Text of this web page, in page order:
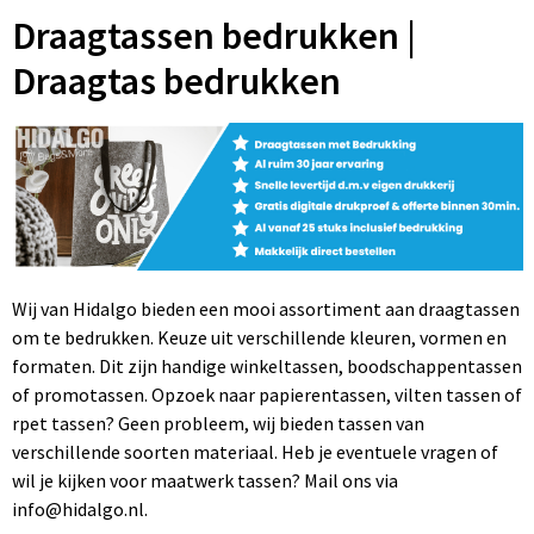
Opvouwbare tassen
Schoudertassen
Fietstassen
Heuptassen
Kledingtassen
Koeltassen en Koelboxen
Koffers, Trolleys en Reistassen
Laptop hoezen en tassen
Schoenentassen
Heupflessen
Badjassen
Overhemden
Broeken en Rokken
Caps, Hoeden en Mutsen
Handschoenen en Sjaals
Werkkleding
Regenkleding
Peuters en Baby's
Sokken
Klokken, horloges en weerstations
Paraplu's
Gezondheid en Persoonlijke verzorging
Reisbenodigdheden
Aanstekers
Kinderen, Peuters en Baby's
Textiel
Sleutelhangers
Vrije tijd en Strand
Draagtassen bedrukken |
Draagtas bedrukken
Wij van Hidalgo bieden een mooi assortiment aan draagtassen
om te bedrukken. Keuze uit verschillende kleuren, vormen en
formaten. Dit zijn handige winkeltassen, boodschappentassen
of promotassen. Opzoek naar papierentassen, vilten tassen of
rpet tassen? Geen probleem, wij bieden tassen van
verschillende soorten materiaal. Heb je eventuele vragen of
wil je kijken voor maatwerk tassen? Mail ons via
info@hidalgo.nl.